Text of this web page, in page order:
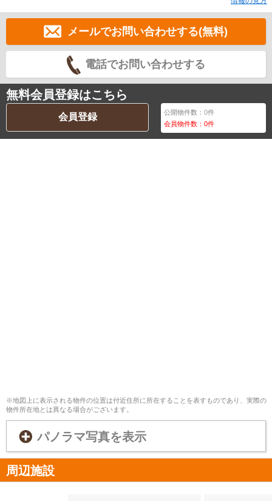
メールでお問い合わせする(無料)
電話でお問い合わせする
無料会員登録はこちら
会員登録 公開物件数：0件
会員物件数：0件
※地図上に表示される物件の位置は付近住所に所在することを表すものであり、実際の
物件所在地とは異なる場合がございます。
パノラマ写真を表示
周辺施設